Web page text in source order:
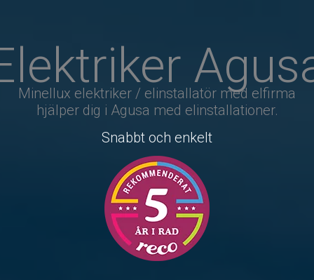
Minellux elektriker / elinstallatör med elfirma
hjälper dig i Agusa med elinstallationer.
Snabbt och enkelt